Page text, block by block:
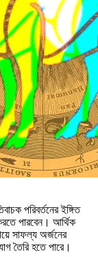
পরিবর্তনের ইঙ্গিত
পারবেন। আর্থিক
সাফল্য অর্জনের
তৈরি হতে পারে।